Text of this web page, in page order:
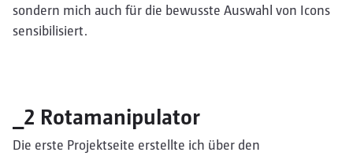
sondern mich auch für die bewusste Auswahl von Icons
sensibilisiert.
_2 Rotamanipulator
Die erste Projektseite erstellte ich über den